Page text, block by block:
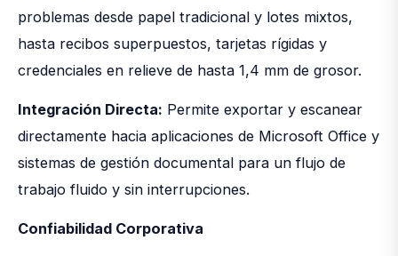
problemas desde papel tradicional y lotes mixtos,
hasta recibos superpuestos, tarjetas rígidas y
credenciales en relieve de hasta 1,4 mm de grosor.
Integración Directa: Permite exportar y escanear
directamente hacia aplicaciones de Microsoft Office y
sistemas de gestión documental para un flujo de
trabajo fluido y sin interrupciones.
Confiabilidad Corporativa